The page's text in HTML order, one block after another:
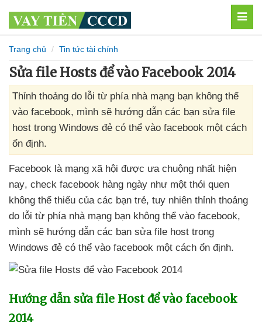
Trang chủ Tin tức tài chính
Sửa file Hosts để vào Facebook 2014
Thỉnh thoảng do lỗi từ phía nhà mạng bạn không thể
vào facebook, mình sẽ hướng dẫn các bạn sửa file
host trong Windows đẻ có thể vào facebook một cách
ổn định.
Facebook là mạng xã hội được ưa chuộng nhất hiện
nay, check facebook hàng ngày như một thói quen
không thể thiếu của các bạn trẻ, tuy nhiên thỉnh thoảng
do lỗi từ phía nhà mạng bạn không thể vào facebook,
mình sẽ hướng dẫn các bạn sửa file host trong
Windows đẻ có thể vào facebook một cách ổn định.
Hướng dẫn sửa file Host để vào facebook
2014